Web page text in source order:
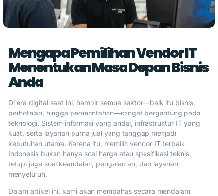
Mengapa Pemilihan Vendor IT
Menentukan Masa Depan Bisnis
Anda
Di era digital saat ini, hampir semua sektor—baik itu bisnis,
perhotelan, hingga pemerintahan—sangat bergantung pada
teknologi. Sistem informasi yang andal, infrastruktur IT yang
kuat, serta layanan purna jual yang tanggap menjadi
kebutuhan utama. Karena itu, memilih vendor IT terbaik
Indonesia bukan hanya soal harga atau spesifikasi teknis,
tetapi juga soal keandalan, pengalaman, dan layanan
menyeluruh.
Dalam artikel ini, kami akan membahas secara mendalam